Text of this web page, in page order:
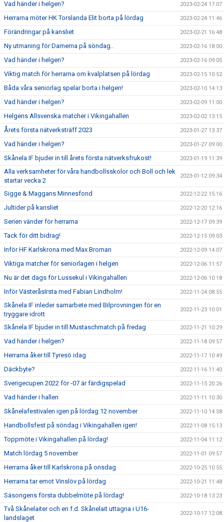
Vad händer i helgen? 2023-02-24 17:07
Herrarna möter HK Torslanda Elit borta på lördag 2023-02-24 11:46
Förändringar på kansliet 2023-02-21 16:48
Ny utmaning för Damerna på söndag.. 2023-02-16 18:00
Vad händer i helgen? 2023-02-16 09:05
Viktig match för herrarna om kvalplatsen på lördag 2023-02-15 10:52
Båda våra seniorlag spelar borta i helgen! 2023-02-10 14:13
Vad händer i helgen? 2023-02-09 11:00
Helgens Allsvenska matcher i Vikingahallen 2023-02-02 13:15
Årets första nätverksträff 2023 2023-01-27 13:37
Vad händer i helgen? 2023-01-27 09:00
Skånela IF bjuder in till årets första nätverksfrukost! 2023-01-19 11:39
Alla verksamheter för våra handbollsskolor och Boll och lek
startar vecka 2
2023-01-12 09:34
Sigge & Maggans Minnesfond 2022-12-22 15:16
Jultider på kansliet 2022-12-20 12:16
Serien vänder för herrarna 2022-12-17 09:39
Tack för ditt bidrag! 2022-12-15 09:03
Inför HF Karlskrona med Max Broman 2022-12-09 14:07
Viktiga matcher för seniorlagen i helgen 2022-12-06 11:57
Nu är det dags för Lussekul i Vikingahallen 2022-12-06 10:18
Inför VästeråsIrsta med Fabian Lindholm! 2022-11-24 08:55
Skånela IF inleder samarbete med Bilprovningen för en
tryggare idrott
2022-11-23 10:01
Skånela IF bjuder in till Mustaschmatch på fredag 2022-11-21 10:29
Vad händer i helgen? 2022-11-18 09:57
Herrarna åker till Tyresö idag 2022-11-17 10:49
Däckbyte? 2022-11-16 11:40
Sverigecupen 2022 för -07 är färdigspelad 2022-11-15 20:26
Vad händer i hallen 2022-11-11 10:30
Skånelafestivalen igen på lördag 12 november 2022-11-10 14:58
Handbollsfest på söndag i Vikingahallen igen! 2022-11-08 15:13
Toppmöte i Vikingahallen på lördag! 2022-11-04 11:12
Match lördag 5 november 2022-11-01 09:57
Herrarna åker till Karlskrona på onsdag 2022-10-25 10:55
Herrarna tar emot Vinslöv på lördag 2022-10-21 11:48
Säsongens första dubbelmöte på lördag! 2022-10-18 13:23
Två Skånelaiter och en f.d. Skånelait uttagna i U16-
landslaget
2022-10-17 12:08